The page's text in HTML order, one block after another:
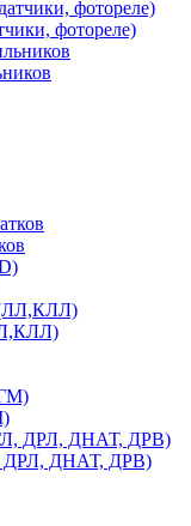
фотореле)
ДРЛ, ДНАТ, ДРВ)